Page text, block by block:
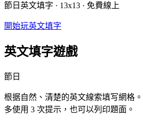
節日英文填字 · 13x13 · 免費線上
開始玩英文填字
英文填字遊戲
節日
根据自然、清楚的英文線索填写網格
多使用 3 次提示，也可以列印題面。